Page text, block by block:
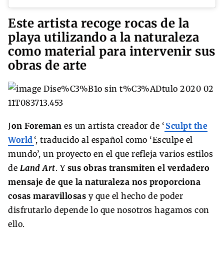
Este artista recoge rocas de la
playa utilizando a la naturaleza
como material para intervenir sus
obras de arte
Jon Foreman es un artista creador de ‘ Sculpt the
World ‘, traducido al español como ‘Esculpe el
mundo’, un proyecto en el que refleja varios estilos
de Land Art. Y sus obras transmiten el verdadero
mensaje de que la naturaleza nos proporciona
cosas maravillosas y que el hecho de poder
disfrutarlo depende lo que nosotros hagamos con
ello.